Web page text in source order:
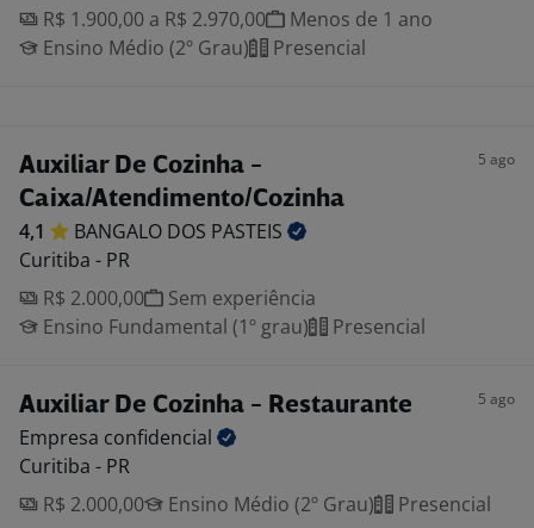
R$ 1.900,00 a R$ 2.970,00
Menos de 1 ano
Ensino Médio (2º Grau)
Presencial
Auxiliar De Cozinha -
Caixa/Atendimento/Cozinha
5 ago
4,1 BANGALO DOS PASTEIS
Curitiba - PR
R$ 2.000,00
Sem experiência
Ensino Fundamental (1º grau)
Presencial
Auxiliar De Cozinha - Restaurante 5 ago
Empresa confidencial
Curitiba - PR
R$ 2.000,00
Ensino Médio (2º Grau)
Presencial